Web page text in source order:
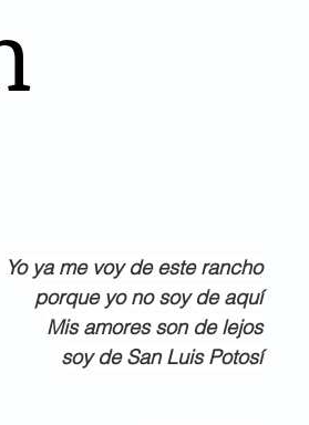
Yo ya me voy de este rancho
porque yo no soy de aquí
Mis amores son de lejos
soy de San Luis Potosí